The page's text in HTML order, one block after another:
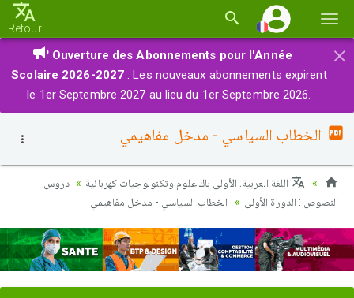
la
Retour
×
Ouverture des Abonnements pour l'Année
Scolaire 2026-2027 : Les nouveaux abonnements expirent
le 1er Septembre 2027 au lieu du 1er Septembre 2026.
الخطاب السياسي - مدخل مفاهيمي
اللغة العربية: الأولى باك علوم وتكنولوجيات كهربائية
دروس
النصوص : الدورة الأولى
الخطاب السياسي - مدخل مفاهيمي